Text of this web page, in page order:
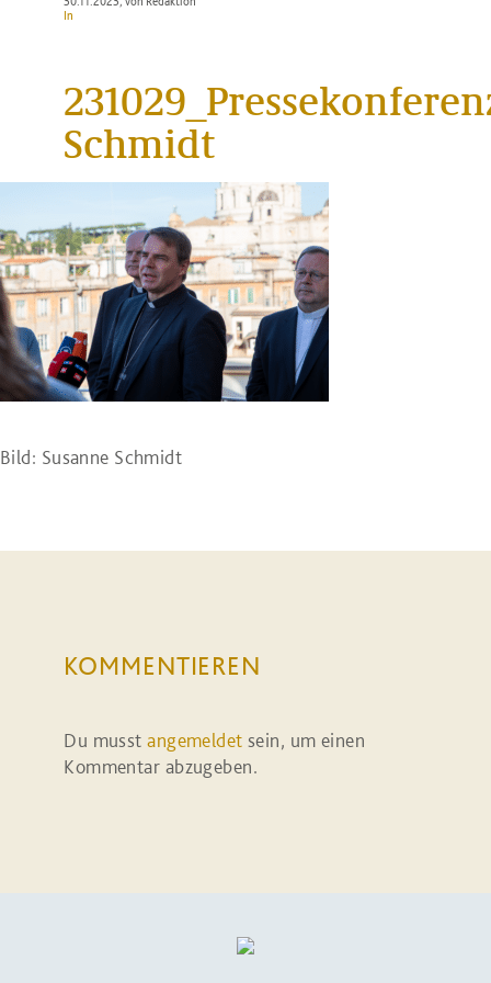
In
Schmidt
Bild: Susanne Schmidt
KOMMENTIEREN
Du musstangemeldet sein, um einen
Kommentar abzugeben.